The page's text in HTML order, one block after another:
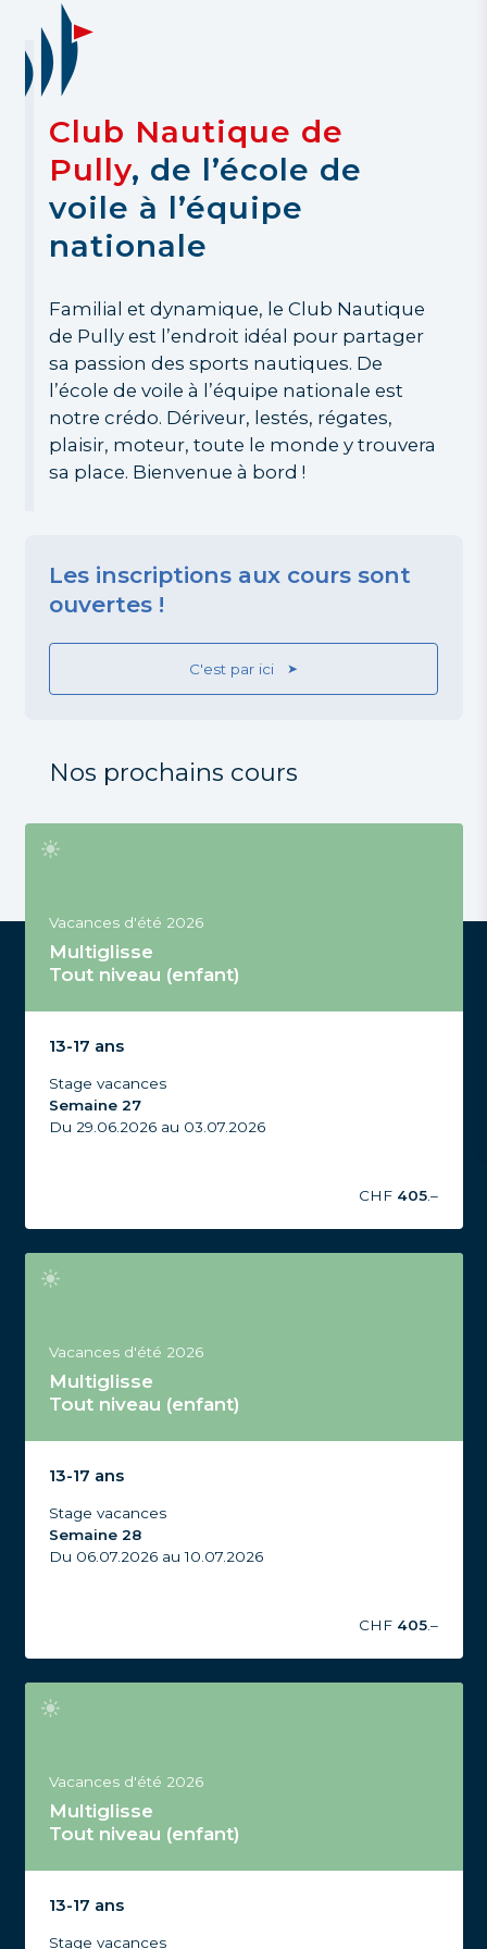
Club Nautique de
Pully, de l’école de
voile à l’équipe
nationale
Familial et dynamique, le Club Nautique
de Pully est l’endroit idéal pour partager
sa passion des sports nautiques. De
l’école de voile à l’équipe nationale est
notre crédo. Dériveur, lestés, régates,
plaisir, moteur, toute le monde y trouvera
sa place. Bienvenue à bord !
Les inscriptions aux cours sont
ouvertes !
C'est par ici
Nos prochains cours
Vacances d'été 2026
Multiglisse
Tout niveau (enfant)
13-17 ans
Stage vacances
Semaine 27
Du 29.06.2026 au 03.07.2026
CHF 405.–
Vacances d'été 2026
Multiglisse
Tout niveau (enfant)
13-17 ans
Stage vacances
Semaine 28
Du 06.07.2026 au 10.07.2026
CHF 405.–
Vacances d'été 2026
Multiglisse
Tout niveau (enfant)
13-17 ans
Stage vacances